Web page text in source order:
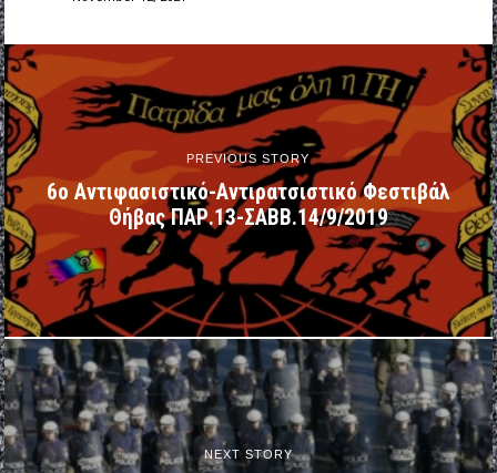
PREVIOUS STORY
6ο Αντιφασιστικό-Αντιρατσιστικό Φεστιβάλ
Θήβας ΠΑΡ.13-ΣΑΒΒ.14/9/2019
NEXT STORY